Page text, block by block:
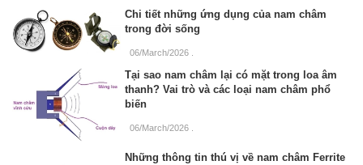
Chi tiết những ứng dụng của nam châm
trong đời sống
06/March/2026
Tại sao nam châm lại có mặt trong loa âm
thanh? Vai trò và các loại nam châm phổ
biến
06/March/2026
Những thông tin thú vị về nam châm Ferrite